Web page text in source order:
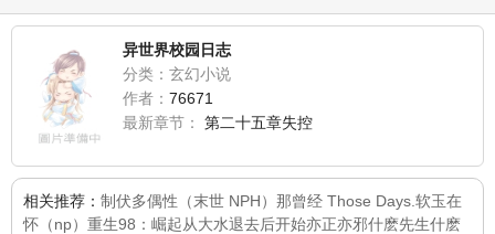
异世界校园日志
分类：玄幻小说
作者： 76671
最新章节：
第二十五章失控
相关推荐： 制伏多偶性（末世 NPH） 那曾经 Those Days. 软玉在
怀（np） 重生98：崛起从大水退去后开始亦正亦邪什麽先生什麽